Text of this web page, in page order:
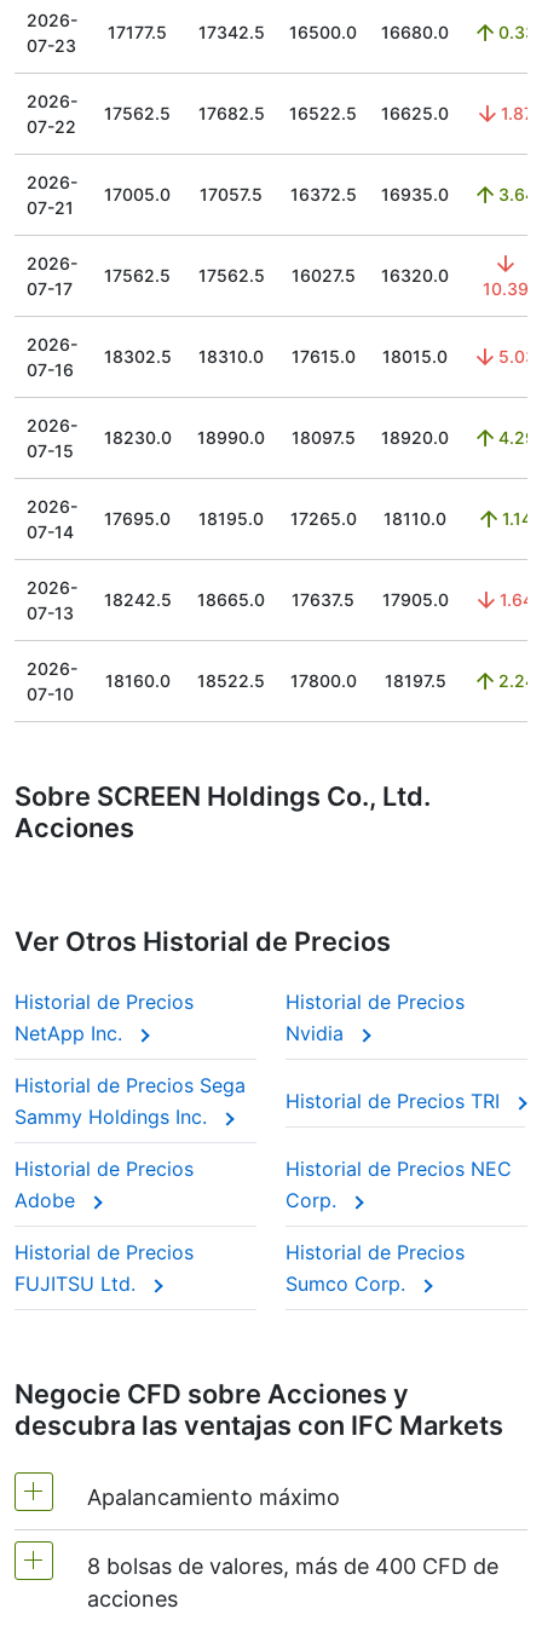
2026-
07-23
17177.5 17342.5 16500.0 16680.0 0.33
2026-
07-22
17562.5 17682.5 16522.5 16625.0 1.87
2026-
07-21
17005.0 17057.5 16372.5 16935.0 3.64
2026-
07-17
17562.5 17562.5 16027.5 16320.0
10.39
2026-
07-16
18302.5 18310.0 17615.0 18015.0 5.03
2026-
07-15
18230.0 18990.0 18097.5 18920.0 4.29
2026-
07-14
17695.0 18195.0 17265.0 18110.0 1.14
2026-
07-13
18242.5 18665.0 17637.5 17905.0 1.64
2026-
07-10
18160.0 18522.5 17800.0 18197.5 2.24
Sobre SCREEN Holdings Co., Ltd.
Acciones
Ver Otros Historial de Precios
Historial de Precios
NetApp Inc.
Historial de Precios
Nvidia
Historial de Precios Sega
Sammy Holdings Inc.
Historial de Precios TRI
Historial de Precios
Adobe
Historial de Precios NEC
Corp.
Historial de Precios
FUJITSU Ltd.
Historial de Precios
Sumco Corp.
Negocie CFD sobre Acciones y
descubra las ventajas con IFC Markets
Apalancamiento máximo
MT4 y MT5 - 1:20 (margen 5%)
8 bolsas de valores, más de 400 CFD de
acciones